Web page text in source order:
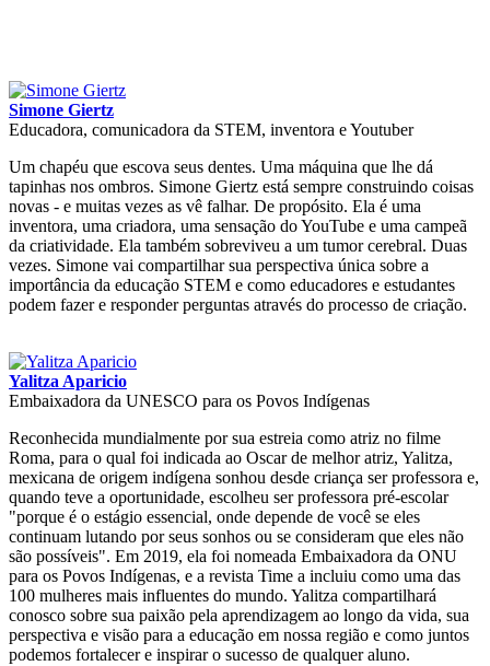
Simone Giertz
Educadora, comunicadora da STEM, inventora e Youtuber
Um chapéu que escova seus dentes. Uma máquina que lhe dá
tapinhas nos ombros. Simone Giertz está sempre construindo coisas
novas - e muitas vezes as vê falhar. De propósito. Ela é uma
inventora, uma criadora, uma sensação do YouTube e uma campeã
da criatividade. Ela também sobreviveu a um tumor cerebral. Duas
vezes. Simone vai compartilhar sua perspectiva única sobre a
importância da educação STEM e como educadores e estudantes
podem fazer e responder perguntas através do processo de criação.
Yalitza Aparicio
Embaixadora da UNESCO para os Povos Indígenas
Reconhecida mundialmente por sua estreia como atriz no filme
Roma, para o qual foi indicada ao Oscar de melhor atriz, Yalitza,
mexicana de origem indígena sonhou desde criança ser professora e,
quando teve a oportunidade, escolheu ser professora pré-escolar
"porque é o estágio essencial, onde depende de você se eles
continuam lutando por seus sonhos ou se consideram que eles não
são possíveis". Em 2019, ela foi nomeada Embaixadora da ONU
para os Povos Indígenas, e a revista Time a incluiu como uma das
100 mulheres mais influentes do mundo. Yalitza compartilhará
conosco sobre sua paixão pela aprendizagem ao longo da vida, sua
perspectiva e visão para a educação em nossa região e como juntos
podemos fortalecer e inspirar o sucesso de qualquer aluno.